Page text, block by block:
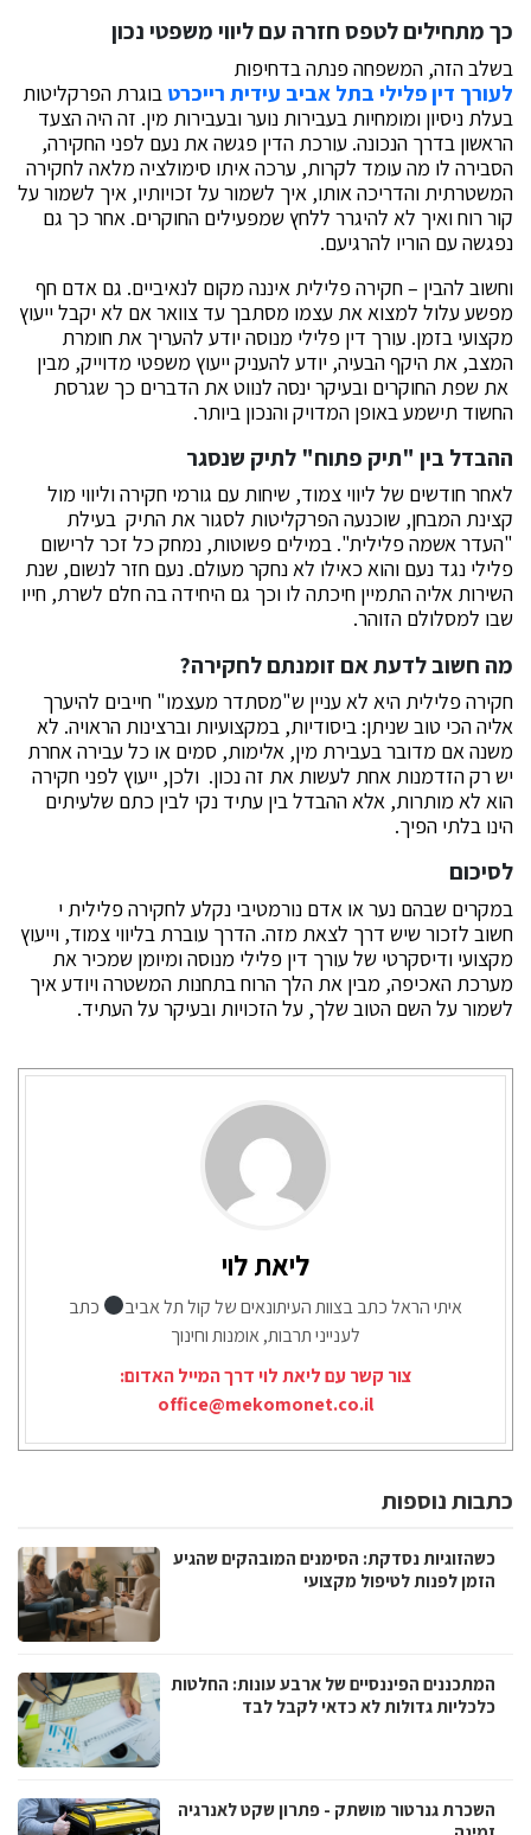
כך מתחילים לטפס חזרה עם ליווי משפטי נכון
בשלב הזה, המשפחה פנתה בדחיפות
לעורך דין פלילי בתל אביב עידית רייכרט בוגרת הפרקליטות
בעלת ניסיון ומומחיות בעבירות נוער ובעבירות מין. זה היה הצעד
הראשון בדרך הנכונה. עורכת הדין פגשה את נעם לפני החקירה,
הסבירה לו מה עומד לקרות, ערכה איתו סימולציה מלאה לחקירה
המשטרתית והדריכה אותו, איך לשמור על זכויותיו, איך לשמור על
קור רוח ואיך לא להיגרר ללחץ שמפעילים החוקרים. אחר כך גם
נפגשה עם הוריו להרגיעם.
וחשוב להבין – חקירה פלילית איננה מקום לנאיביים. גם אדם חף
מפשע עלול למצוא את עצמו מסתבך עד צוואר אם לא יקבל ייעוץ
מקצועי בזמן. עורך דין פלילי מנוסה יודע להעריך את חומרת
המצב, את היקף הבעיה, יודע להעניק ייעוץ משפטי מדוייק, מבין
את שפת החוקרים ובעיקר ינסה לנווט את הדברים כך שגרסת
החשוד תישמע באופן המדויק והנכון ביותר.
ההבדל בין "תיק פתוח" לתיק שנסגר
לאחר חודשים של ליווי צמוד, שיחות עם גורמי חקירה וליווי מול
קצינת המבחן, שוכנעה הפרקליטות לסגור את התיק בעילת
"העדר אשמה פלילית". במילים פשוטות, נמחק כל זכר לרישום
פלילי נגד נעם והוא כאילו לא נחקר מעולם. נעם חזר לנשום, שנת
השירות אליה התמיין חיכתה לו וכך גם היחידה בה חלם לשרת, חייו
שבו למסלולם הזוהר.
מה חשוב לדעת אם זומנתם לחקירה?
חקירה פלילית היא לא עניין ש"מסתדר מעצמו" חייבים להיערך
אליה הכי טוב שניתן: ביסודיות, במקצועיות וברצינות הראויה. לא
משנה אם מדובר בעבירת מין, אלימות, סמים או כל עבירה אחרת
יש רק הזדמנות אחת לעשות את זה נכון. ולכן, ייעוץ לפני חקירה
הוא לא מותרות, אלא ההבדל בין עתיד נקי לבין כתם שלעיתים
הינו בלתי הפיך.
לסיכום
במקרים שבהם נער או אדם נורמטיבי נקלע לחקירה פלילית י
חשוב לזכור שיש דרך לצאת מזה. הדרך עוברת בליווי צמוד, וייעוץ
מקצועי ודיסקרטי של עורך דין פלילי מנוסה ומיומן שמכיר את
מערכת האכיפה, מבין את הלך הרוח בתחנות המשטרה ויודע איך
לשמור על השם הטוב שלך, על הזכויות ובעיקר על העתיד.
ליאת לוי
איתי הראל כתב בצוות העיתונאים של קול תל אביב
כתב
לענייני תרבות, אומנות וחינוך
צור קשר עם ליאת לוי דרך המייל האדום:
office@mekomonet.co.il
כתבות נוספות
כשהזוגיות נסדקת: הסימנים המובהקים שהגיע
הזמן לפנות לטיפול מקצועי
המתכננים הפיננסיים של ארבע עונות: החלטות
כלכליות גדולות לא כדאי לקבל לבד
השכרת גנרטור מושתק - פתרון שקט לאנרגיה